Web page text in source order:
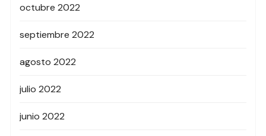
octubre 2022
septiembre 2022
agosto 2022
julio 2022
junio 2022